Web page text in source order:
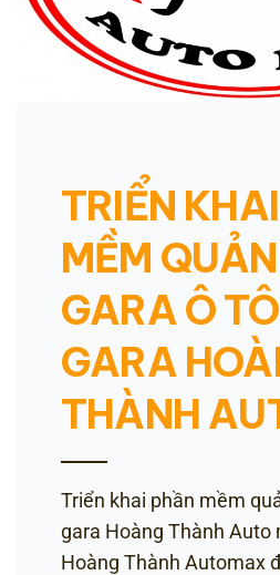
TRIỂN
MỀM
GARA Ô
GARA
THÀNH
Triển khai phần mềm
gara Hoàng Thành Auto
Hoàng Thành Automax